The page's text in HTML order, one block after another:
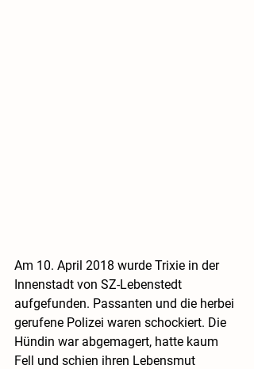
Am 10. April 2018 wurde Trixie in der
Innenstadt von SZ-Lebenstedt
aufgefunden. Passanten und die herbei
gerufene Polizei waren schockiert. Die
Hündin war abgemagert, hatte kaum
Fell und schien ihren Lebensmut